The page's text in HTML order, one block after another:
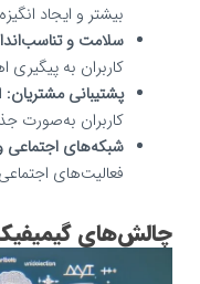
بیشتر و ایجاد
سلامت و
کاربران به
پشتیبانی مشتریان:
کاربران به‌صورت
شبکه‌های اجتماعی
فعالیت‌های
چالش‌های